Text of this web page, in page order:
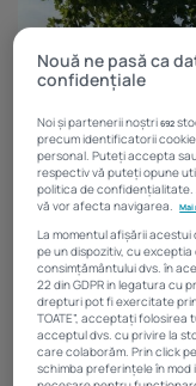
În primele două luni
98.883 de imobile, cu
Nouă ne pasă ca
confidențiale
Noi și partenerii noștri692
precum identificatorii
personal. Puteți accepta
respectiv vă puteți opune
politica de
vă vor afecta navigarea.
Mai
La momentul afișării acestui
pe un dispozitiv, cu
consimțământului dvs. în
22 din GDPR in legatura cu
drepturi pot fi exercitate
TOATE”, acceptați
acceptul dvs. cu privire la
care colaborăm. Prin click pe
schimba preferințele în